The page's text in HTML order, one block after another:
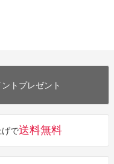
ントプレゼント
で送料無料